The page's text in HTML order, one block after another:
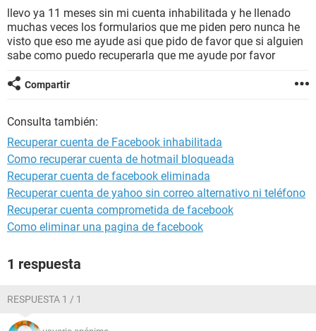
llevo ya 11 meses sin mi cuenta inhabilitada y he llenado
muchas veces los formularios que me piden pero nunca he
visto que eso me ayude asi que pido de favor que si alguien
sabe como puedo recuperarla que me ayude por favor
Compartir
Consulta también:
Recuperar cuenta de Facebook inhabilitada
Como recuperar cuenta de hotmail bloqueada
Recuperar cuenta de facebook eliminada
Recuperar cuenta de yahoo sin correo alternativo ni teléfono
Recuperar cuenta comprometida de facebook
Como eliminar una pagina de facebook
1 respuesta
RESPUESTA 1 / 1